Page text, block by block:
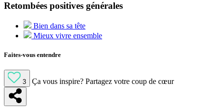
Retombées positives générales
Bien dans sa tête
Mieux vivre ensemble
Faites-vous entendre
3 Ça vous inspire? Partagez votre coup de cœur